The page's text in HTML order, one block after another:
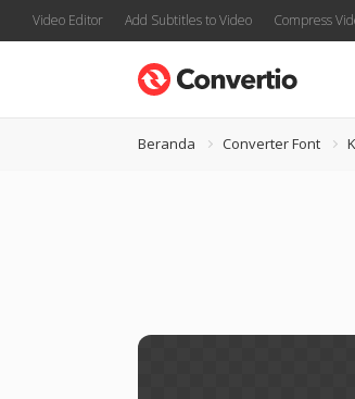
Video Editor Add Subtitles to Video Compress
Beranda Converter Font